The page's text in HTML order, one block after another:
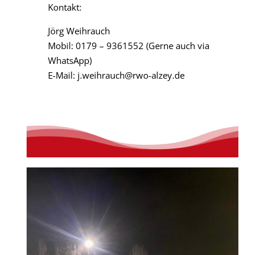
Kontakt:
Jörg Weihrauch
Mobil: 0179 – 9361552 (Gerne auch via
WhatsApp)
E-Mail: j.weihrauch@rwo-alzey.de